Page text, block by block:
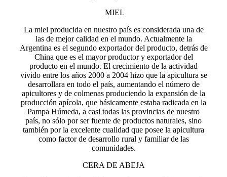
MIEL
La miel producida en nuestro país es considerada una de
las de mejor calidad en el mundo. Actualmente la
Argentina es el segundo exportador del producto, detrás de
China que es el mayor productor y exportador del
producto en el mundo. El crecimiento de la actividad
vivido entre los años 2000 a 2004 hizo que la apicultura se
desarrollara en todo el país, aumentando el número de
apicultores y de colmenas produciendo la expansión de la
producción apícola, que básicamente estaba radicada en la
Pampa Húmeda, a casi todas las provincias de nuestro
país, no sólo por ser fuente de productos naturales, sino
también por la excelente cualidad que posee la apicultura
como factor de desarrollo rural y familiar de las
comunidades.
CERA DE ABEJA